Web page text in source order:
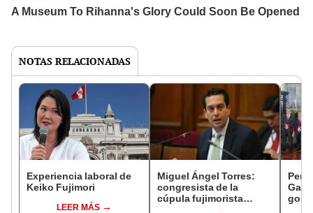
NOTAS RELACIONADAS
Experiencia laboral de
Keiko Fujimori
LEER MÁS
Miguel Ángel Torres:
congresista de la
cúpula fujimorista